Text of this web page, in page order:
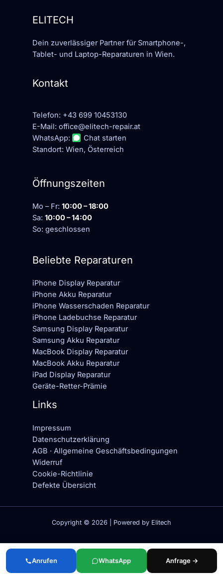
ELITECH
Dein zuverlässiger Partner für Smartphone-,
Tablet- und Laptop-Reparaturen in Wien.
Kontakt
Telefon: +43 699 10453130
E-Mail: office@elitech-repair.at
WhatsApp:
Chat starten
Standort: Wien, Österreich
Öffnungszeiten
Mo – Fr: 10:00 – 18:00
Sa: 10:00 – 14:00
So: geschlossen
Beliebte Reparaturen
iPhone Display Reparatur
iPhone Akku Reparatur
iPhone Wasserschaden Reparatur
iPhone Ladebuchse Reparatur
Samsung Display Reparatur
Samsung Akku Reparatur
MacBook Display Reparatur
MacBook Akku Reparatur
iPad Display Reparatur
Geräte-Retter-Prämie
Links
Impressum
Datenschutzerklärung
AGB · Allgemeine Geschäftsbedingungen
Widerruf
Cookie-Richtlinie
Defekte Übersicht
Copyright © 2026 | Powered by Elitech
Anrufen WhatsApp Anfrage →